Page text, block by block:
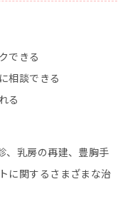
できる
相談できる
る
、乳房の再建、豊胸手
に関するさまざまな治